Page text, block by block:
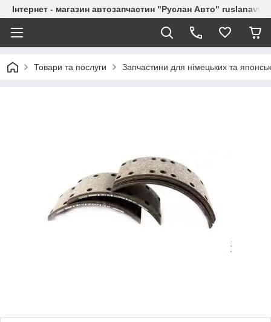
Інтернет - магазин автозапчастин "Руслан Авто"
Товари та послуги Запчастини для німецьких та